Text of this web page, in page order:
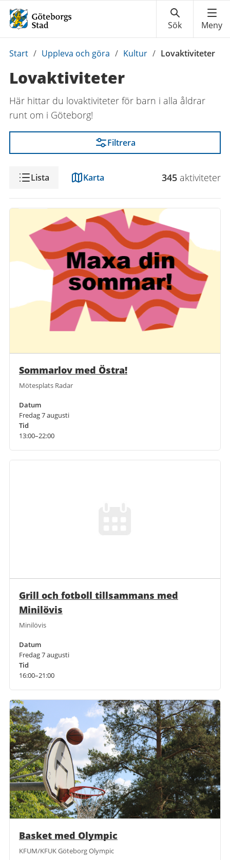
Du
här:
Start / Uppleva och göra / Kultur / Lovaktiviteter
Lovaktiviteter
Här hittar du lovaktiviteter för barn i alla åldrar
runt om i Göteborg!
Filtrera
VisningLista Karta 345 aktiviteter
Sommarlov med Östra!
Mötesplats Radar
Datum
Fredag 7 augusti
Tid
13:00–22:00
Grill och fotboll tillsammans med
Minilövis
Minilövis
Datum
Fredag 7 augusti
Tid
16:00–21:00
Basket med Olympic
KFUM/KFUK Göteborg Olympic